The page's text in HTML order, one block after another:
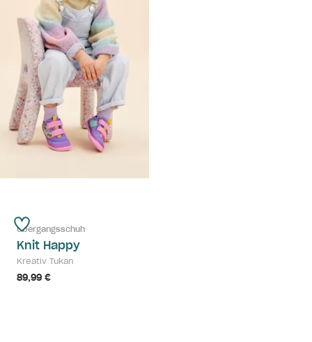
Übergangsschuh
Knit Happy
Kreativ Tukan
89,99 €